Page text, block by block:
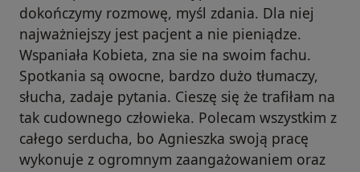
dokończymy rozmowę, myśl zdania. Dla niej
najważniejszy jest pacjent a nie pieniądze.
Wspaniała Kobieta, zna sie na swoim fachu.
Spotkania są owocne, bardzo dużo tłumaczy,
słucha, zadaje pytania. Cieszę się że trafiłam na
tak cudownego człowieka. Polecam wszystkim z
całego serducha, bo Agnieszka swoją pracę
wykonuje z ogromnym zaangażowaniem oraz